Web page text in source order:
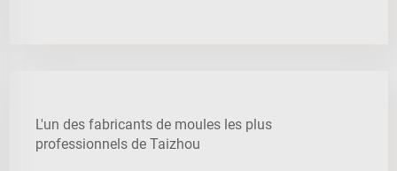
L'un des fabricants de moules les plus
professionnels de Taizhou